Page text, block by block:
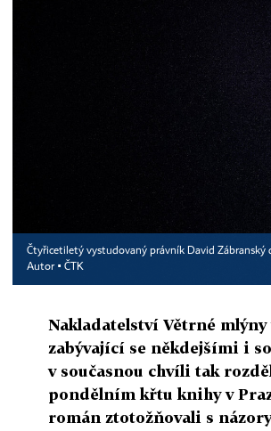
Čtyřicetiletý vystudovaný právník David
Autor ▪ ČTK
Nakladatelství Větrné
zabývající se někdejšími i
v současnou chvíli tak
pondělním křtu knihy v
román ztotožňovali s